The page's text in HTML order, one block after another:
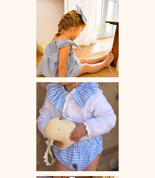
♡Blouse bretelles à nouer, volant
♡ Le délai de fabrication est de 15 à
28 jours ouvrés selon les commandes
en cours.
♡ Lavage à la main ou en machine
30° max, couleurs similaires, cycle
délicat. Ne pas utilser de sèche-linge